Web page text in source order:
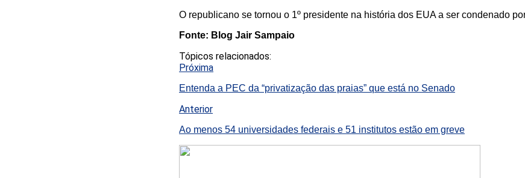
O republicano se tornou o 1º presidente na história dos EUA a ser condenado
Fonte: Blog Jair Sampaio
Tópicos relacionados:
Próxima
Entenda a PEC da “privatização das praias” que está no Senado
Anterior
Ao menos 54 universidades federais e 51 institutos estão em greve